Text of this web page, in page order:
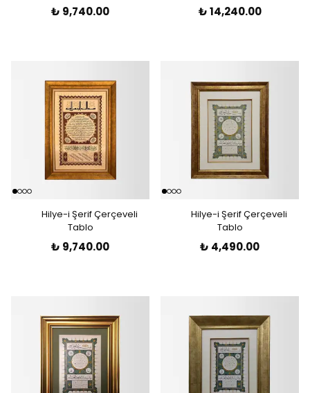
₺ 9,740.00 ₺ 14,240.00
Hilye-i Şerif Çerçeveli
Tablo
₺ 9,740.00
Hilye-i Şerif Çerçeveli
Tablo
₺ 4,490.00